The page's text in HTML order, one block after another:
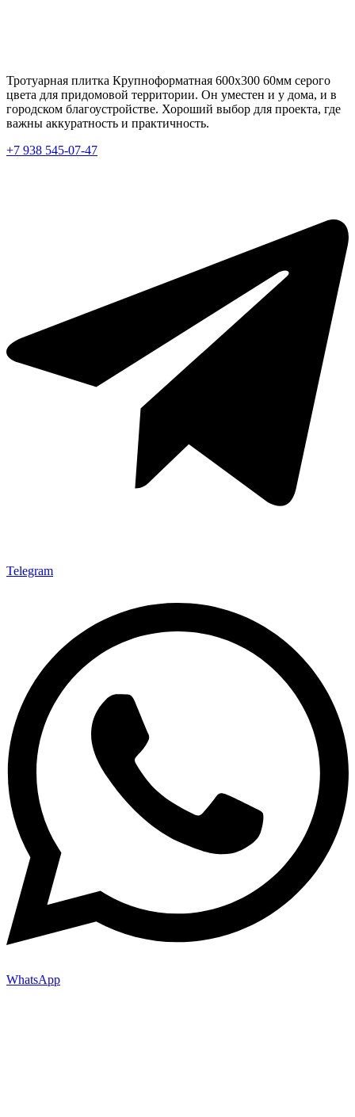
Тротуарная плитка Крупноформатная 600х300 60мм серого
цвета для придомовой территории. Он уместен и у дома, и в
городском благоустройстве. Хороший выбор для проекта, где
важны аккуратность и практичность.
+7 938 545-07-47
Telegram
WhatsApp